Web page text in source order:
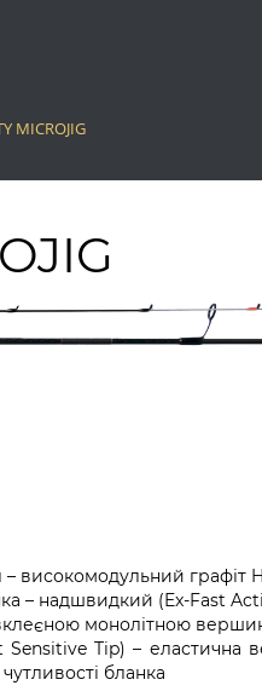
MICROJIG
– високомодульний графіт
– надшвидкий (Ex-Fast
монолітною
Sensitive Tip) – еластична
бланка